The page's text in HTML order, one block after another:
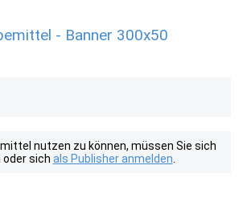
- Banner 300x50
nutzen zu können, müssen Sie sich
oder sich als Publisher anmelden